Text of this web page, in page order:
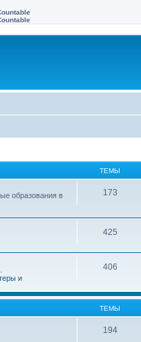
ТЕМЫ
образования в
173
425
и
406
ТЕМЫ
194